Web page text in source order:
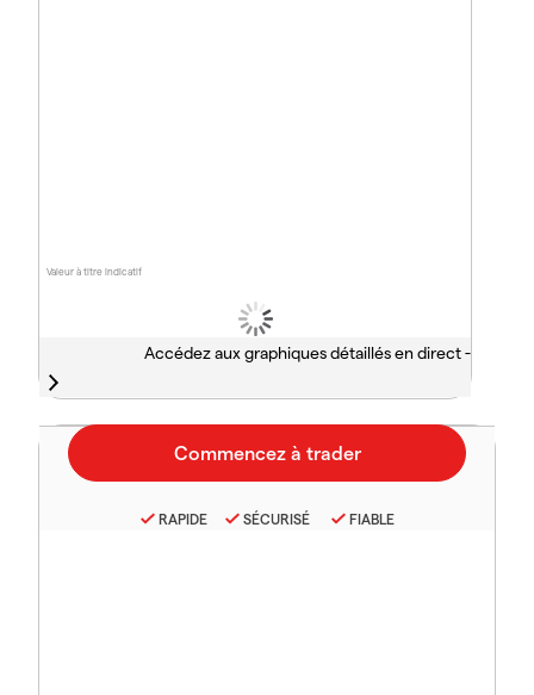
Valeur à titre indicatif
Accédez aux graphiques détaillés en direct -
RAPIDE SÉCURISÉ FIABLE